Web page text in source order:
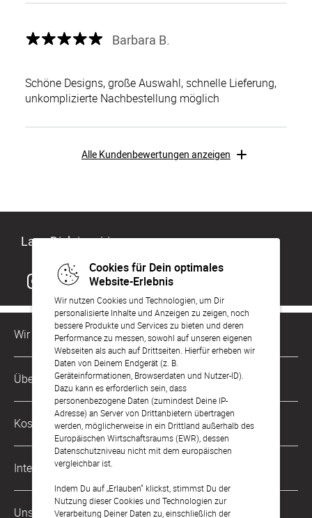
Cookies für Dein optimales
Website-Erlebnis
Wir nutzen Cookies und Technologien, um Dir
personalisierte Inhalte und Anzeigen zu zeigen, noch
bessere Produkte und Services zu bieten und deren
Performance zu messen, sowohl auf unseren eigenen
Webseiten als auch auf Drittseiten. Hierfür erheben wir
Daten von Deinem Endgerät (z. B.
Geräteinformationen, Browserdaten und Nutzer-ID).
Dazu kann es erforderlich sein, dass
personenbezogene Daten (zumindest Deine IP-
Adresse) an Server von Drittanbietern übertragen
werden, möglicherweise in ein Drittland außerhalb des
Europäischen Wirtschaftsraums (EWR), dessen
Datenschutzniveau nicht mit dem europäischen
vergleichbar ist.
Indem Du auf „Erlauben“ klickst, stimmst Du der
Nutzung dieser Cookies und Technologien zur
Verarbeitung Deiner Daten zu, einschließlich der
Barbara B.
Schöne Designs, große Auswahl, schnelle Lieferung,
unkomplizierte Nachbestellung möglich
Alle Kundenbewertungen anzeigen
Lass Dich inspirieren
Wir sind für Dich da
Kundenservice-Hotline
0221 956 725 10
Mo. - Fr. von 9 bis 17 Uhr
kontakt@sendmoments.de
Über Uns
Philosophie
Karriere
Impressum
AGB & Widerrufsrecht
Zahlung & Versand
Kostenlose Services
Musterkarten
Digitale Fotoalben
Digitale Gästelisten
International
Österreich
Unsere Zahlungsarten